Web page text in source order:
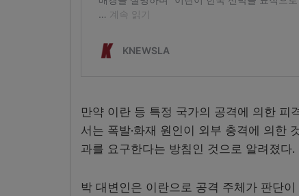
만약 이란 등 특정 국가의 공격에 의한 피
서는 폭발·화재 원인이 외부 충격에 의한
과를 요구한다는 방침인 것으로 알려졌다.
박 대변인은 이란으로 공격 주체가 판단